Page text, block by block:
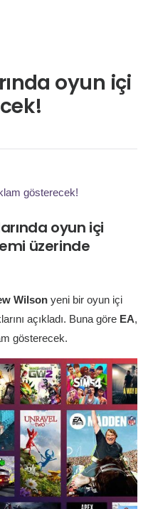
oyun içi
gösterecek!
oyun içi
üzerinde
Wilsonyeni bir oyun içi
açıkladı. Buna göre EA,
gösterecek.